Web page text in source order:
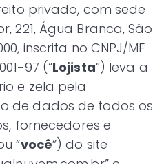
privado, com sede
221, Água Branca, São
inscrita no CNPJ/MF
97 (“Lojista”) leva a
e zela pela
de dados de todos os
fornecedores e
“você”) do site